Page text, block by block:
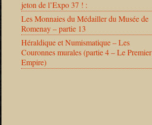
jeton de l’Expo 37 ! :
Les Monnaies du Médailler du Musée de
Romenay – partie 13
Héraldique et Numismatique – Les
Couronnes murales (partie 4 – Le Premier
Empire)